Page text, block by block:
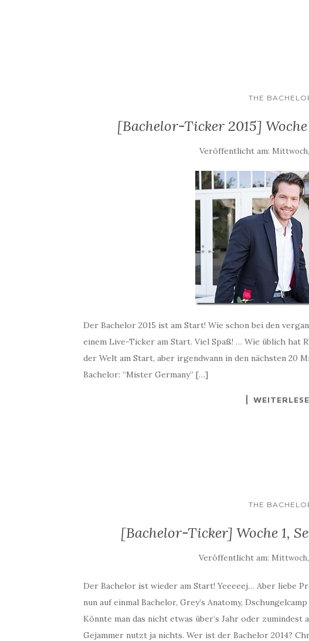
THE
[Bachelor-Ticker 2015] Woche
Veröffentlicht am: Mittwoch,
Der Bachelor 2015 ist am Start! Wie schon bei den
einem Live-Ticker am Start. Viel Spaß! … Wie üblich hat
der Welt am Start, aber irgendwann in den nächsten 20
Bachelor: “Mister Germany” […]
THE
[Bachelor-Ticker] Woche 1,
Veröffentlicht am: Mittwoch,
Der Bachelor ist wieder am Start! Yeeeeej… Aber liebe
nun auf einmal Bachelor, Grey’s Anatomy,
Könnte man das nicht etwas über’s Jahr oder zumindest
Gejammer nutzt ja nichts. Wer ist der Bachelor 2014?